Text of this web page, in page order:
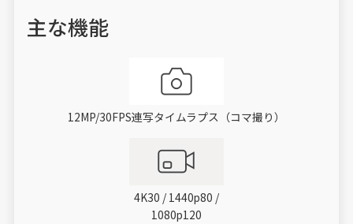
主な機能
12MP/30FPS連写タイムラプス（コマ撮り）
4K30 / 1440p80 /
1080p120